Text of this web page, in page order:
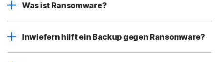
Was ist Ransomware?
Inwiefern hilft ein Backup gegen Ransomware?